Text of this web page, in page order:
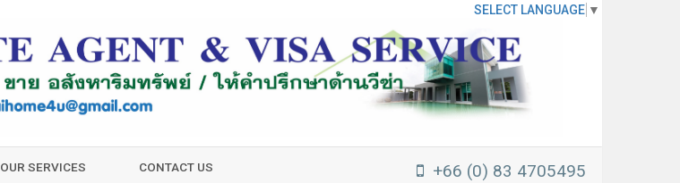
SELECT LANGUAGE ▼
OUR SERVICES CONTACT US +66 (0) 83 4705495